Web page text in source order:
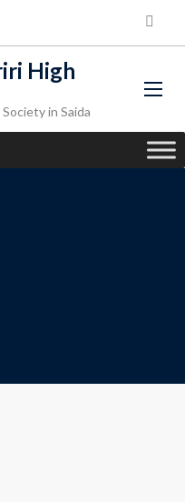
High
in Saida